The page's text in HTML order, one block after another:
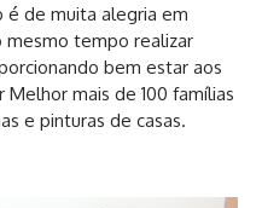
é de muita alegria em
mesmo tempo realizar
bem estar aos
mais de 100 famílias
e pinturas de casas.